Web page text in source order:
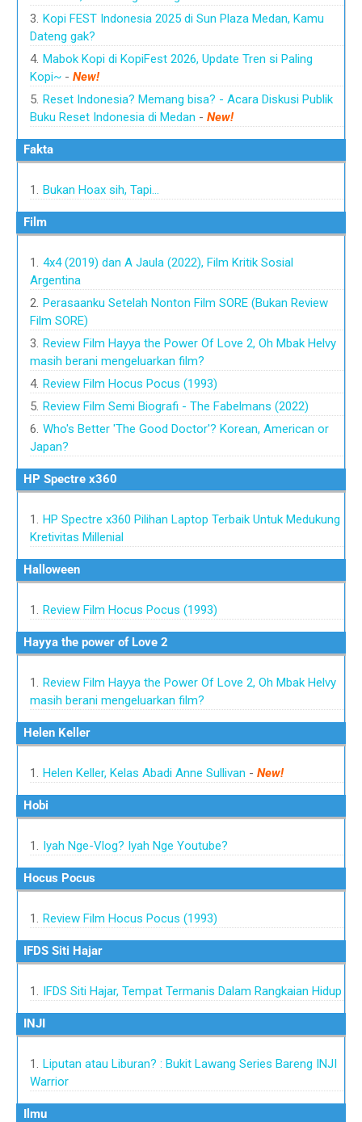
Kopi FEST Indonesia 2025 di Sun Plaza Medan, Kamu
Dateng gak?
Mabok Kopi di KopiFest 2026, Update Tren si Paling
Kopi~ -New!
Reset Indonesia? Memang bisa? - Acara Diskusi Publik
Buku Reset Indonesia di Medan -New!
Fakta
Bukan Hoax sih, Tapi…
Film
4x4 (2019) dan A Jaula (2022), Film Kritik Sosial
Argentina
Perasaanku Setelah Nonton Film SORE (Bukan Review
Film SORE)
Review Film Hayya the Power Of Love 2, Oh Mbak Helvy
masih berani mengeluarkan film?
Review Film Hocus Pocus (1993)
Review Film Semi Biografi - The Fabelmans (2022)
Who's Better 'The Good Doctor'? Korean, American or
Japan?
HP Spectre x360
HP Spectre x360 Pilihan Laptop Terbaik Untuk Medukung
Kretivitas Millenial
Halloween
Review Film Hocus Pocus (1993)
Hayya the power of Love 2
Review Film Hayya the Power Of Love 2, Oh Mbak Helvy
masih berani mengeluarkan film?
Helen Keller
Helen Keller, Kelas Abadi Anne Sullivan -New!
Hobi
Iyah Nge-Vlog? Iyah Nge Youtube?
Hocus Pocus
Review Film Hocus Pocus (1993)
IFDS Siti Hajar
IFDS Siti Hajar, Tempat Termanis Dalam Rangkaian Hidup
INJI
Liputan atau Liburan? : Bukit Lawang Series Bareng INJI
Warrior
Ilmu